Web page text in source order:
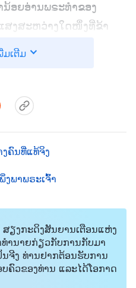
ນ້ອຍອ່ານພຣະທຳຂອງ
ສງສະຫວ່າງໃດໜຶ່ງທີ່ຂ້າ
ຈະມີຄວາມຄິດເຫັນກ່ຽວກັບ
ລື່ນລາວ. ຂ້ານ້ອຍເຄີຍຄິດ
ອື່ນແທ້ໆ ແລະ ບໍ່ເຄີຍມີແນວ
ກັບສາມາດຕັ້ງຕົນເອງເພື່ອ
ກັບພວກເຂົາ. ຂ້ານ້ອຍ
ວໃດ? ຂ້ານ້ອຍໂທຫາເອື້ອຍ
ມເຕີມ
ຄົນທີ່ແທ້ຈິງ
ງພາພຣະເຈົ້າ
ຽງກະດິງສັນຍານເຕືອນແຫ່ງ
ານາຍກ່ຽວກັບການກັບມາ
ນຈີງ ທ່ານຢາກຕ້ອນຮັບການ
ຄົວຂອງທ່ານ ແລະໄດ້ໂອກາດ